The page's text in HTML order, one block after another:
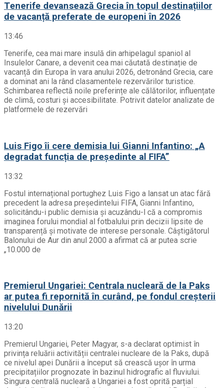
Tenerife devansează Grecia în topul destinațiilor
de vacanță preferate de europeni în 2026
13:46
Tenerife, cea mai mare insulă din arhipelagul spaniol al
Insulelor Canare, a devenit cea mai căutată destinație de
vacanță din Europa în vara anului 2026, detronând Grecia, care
a dominat ani la rând clasamentele rezervărilor turistice.
Schimbarea reflectă noile preferințe ale călătorilor, influențate
de climă, costuri și accesibilitate. Potrivit datelor analizate de
platformele de rezervări
Luis Figo îi cere demisia lui Gianni Infantino: „A
degradat funcția de președinte al FIFA”
13:32
Fostul internațional portughez Luis Figo a lansat un atac fără
precedent la adresa președintelui FIFA, Gianni Infantino,
solicitându-i public demisia și acuzându-l că a compromis
imaginea forului mondial al fotbalului prin decizii lipsite de
transparență și motivate de interese personale. Câștigătorul
Balonului de Aur din anul 2000 a afirmat că ar putea scrie
„10.000 de
Premierul Ungariei: Centrala nucleară de la Paks
ar putea fi repornită în curând, pe fondul creșterii
nivelului Dunării
13:20
Premierul Ungariei, Peter Magyar, s-a declarat optimist în
privința reluării activității centralei nucleare de la Paks, după
ce nivelul apei Dunării a început să crească ușor în urma
precipitațiilor prognozate în bazinul hidrografic al fluviului.
Singura centrală nucleară a Ungariei a fost oprită parțial